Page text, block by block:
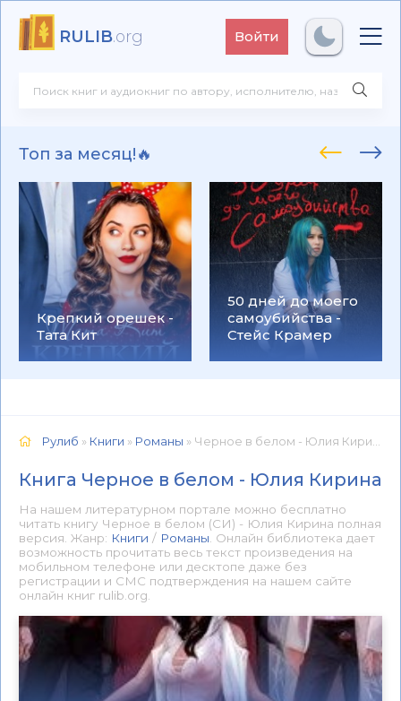
RULIB.org Войти
Топ за месяц!🔥
Крепкий орешек -
Тата Кит
50 дней до моего
самоубийства -
Стейс Крамер
Рулиб » Книги » Романы » Черное в белом - Юлия Кирина 📕 - Книга онлайн бесплатно
Книга Черное в белом - Юлия Кирина
На нашем литературном портале можно бесплатно
читать книгу Черное в белом (СИ) - Юлия Кирина полная
версия. Жанр: Книги / Романы . Онлайн библиотека дает
возможность прочитать весь текст произведения на
мобильном телефоне или десктопе даже без
регистрации и СМС подтверждения на нашем сайте
онлайн книг rulib.org.